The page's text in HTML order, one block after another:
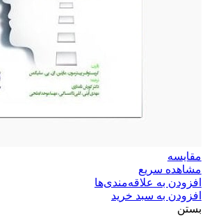
مقایسه
مشاهده سریع
افزودن به علاقه‌مندی‌ها
افزودن به سبد خرید
بستن